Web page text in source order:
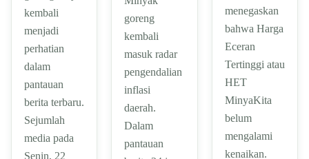
kembali
menjadi
perhatian
dalam
pantauan
berita terbaru.
Sejumlah
media pada
Senin, 22
goreng
kembali
masuk radar
pengendalian
inflasi
daerah.
Dalam
pantauan
menegaskan
bahwa Harga
Eceran
Tertinggi atau
HET
MinyaKita
belum
mengalami
kenaikan.